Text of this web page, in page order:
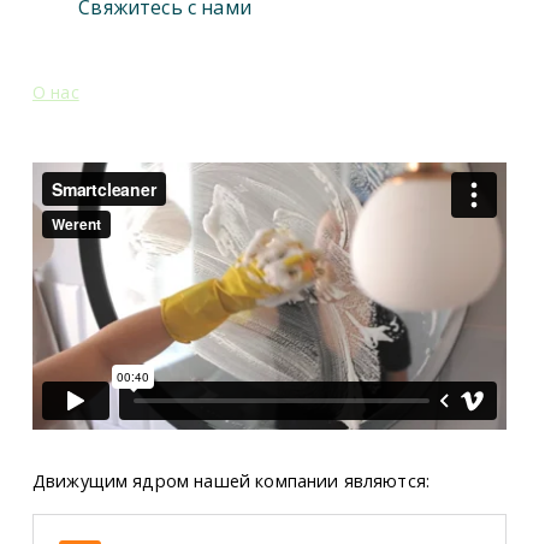
Свяжитесь с нами
О нас
Движущим ядром нашей компании являются: